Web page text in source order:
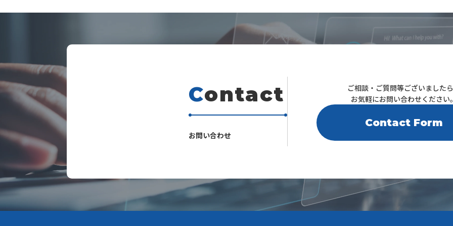
Contact
お問い合わせ
ご相談・ご質問等ございました
お気軽にお問い合わせください
Contact Form